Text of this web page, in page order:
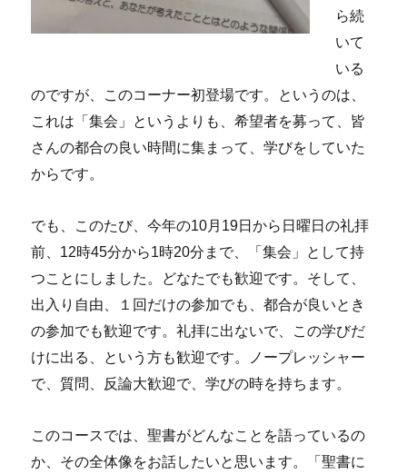
ら続
いて
いる
のですが、このコーナー初登場です。というのは、
これは「集会」というよりも、希望者を募って、皆
さんの都合の良い時間に集まって、学びをしていた
からです。
でも、このたび、今年の10月19日から日曜日の礼拝
前、12時45分から1時20分まで、「集会」として持
つことにしました。どなたでも歓迎です。そして、
出入り自由、１回だけの参加でも、都合が良いとき
の参加でも歓迎です。礼拝に出ないで、この学びだ
けに出る、という方も歓迎です。ノープレッシャー
で、質問、反論大歓迎で、学びの時を持ちます。
このコースでは、聖書がどんなことを語っているの
か、その全体像をお話したいと思います。「聖書に